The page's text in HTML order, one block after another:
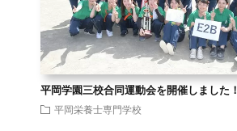
平岡学園三校合同運動会を開催しました！
平岡栄養士専門学校